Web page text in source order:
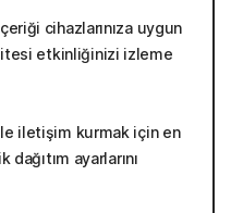
cihazlarınıza uygun
etkinliğinizi izleme
iletişim kurmak için en
ayarlarını